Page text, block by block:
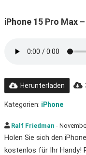
iPhone 15 Pro Max
Herunterladen
Kategorien: iPhone
Ralf Friedman -
Holen Sie sich den
kostenlos für Ihr Handy!